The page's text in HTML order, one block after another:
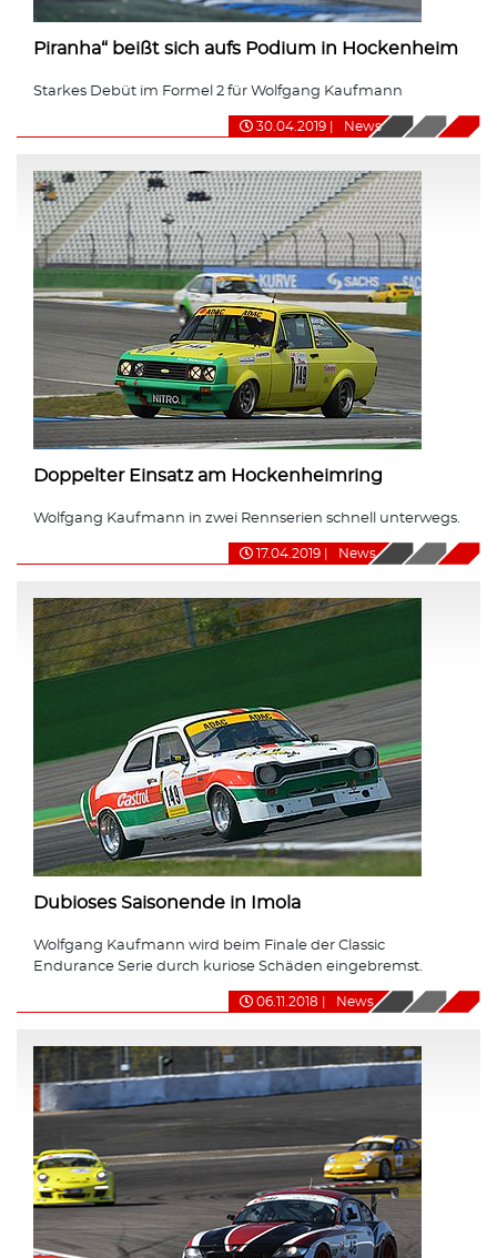
Piranha“ beißt sich aufs Podium in Hockenheim
Starkes Debüt im Formel 2 für Wolfgang Kaufmann
30.04.2019 News
Doppelter Einsatz am Hockenheimring
Wolfgang Kaufmann in zwei Rennserien schnell unterwegs.
17.04.2019 News
Dubioses Saisonende in Imola
Wolfgang Kaufmann wird beim Finale der Classic
Endurance Serie durch kuriose Schäden eingebremst.
06.11.2018 News